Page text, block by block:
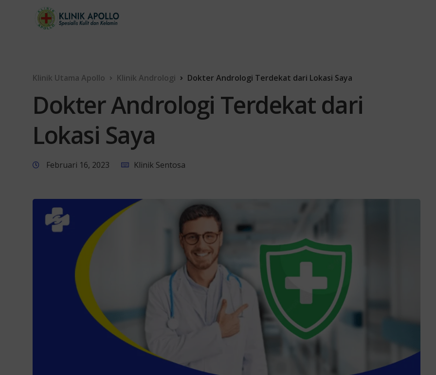
Klinik Utama Apollo Klinik Andrologi Dokter Andrologi Terdekat dari Lokasi Saya
Dokter Andrologi Terdekat dari
Lokasi Saya
Februari 16, 2023 Klinik Sentosa